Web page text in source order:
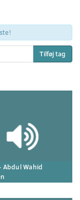
Tilføj tag
Abdul Wahid